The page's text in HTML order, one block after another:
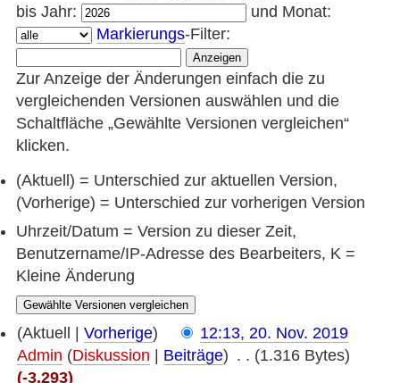
bis Jahr:
und Monat:
Markierungs-Filter:
Zur Anzeige der Änderungen einfach die zu
vergleichenden Versionen auswählen und die
Schaltfläche „Gewählte Versionen vergleichen“
klicken.
(Aktuell) = Unterschied zur aktuellen Version,
(Vorherige) = Unterschied zur vorherigen Version
Uhrzeit/Datum = Version zu dieser Zeit,
Benutzername/IP-Adresse des Bearbeiters, K =
Kleine Änderung
(Aktuell | Vorherige)
12:13, 20. Nov. 2019
Admin (Diskussion Beiträge) . . (1.316 Bytes)
(-3.293)